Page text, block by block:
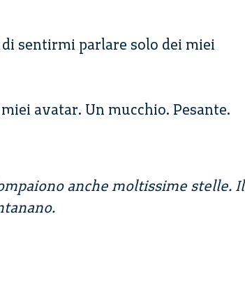
sentirmi parlare solo dei miei
avatar. Un mucchio. Pesante.
anche moltissime stelle. Il